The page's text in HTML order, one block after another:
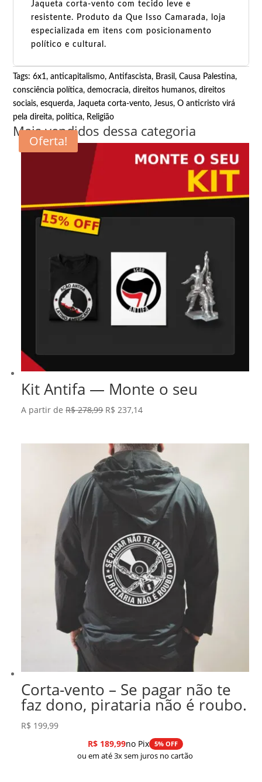
Jaqueta corta-vento com tecido leve e
resistente. Produto da Que Isso Camarada, loja
especializada em itens com posicionamento
político e cultural.
Tags:6x1,anticapitalismo,Antifascista, Brasil,Causa Palestina,
consciência política,democracia,direitos humanos,direitos
sociais,esquerda,Jaqueta corta-vento,Jesus,O anticristo virá
pela direita, política, Religião
Mais vendidos dessa categoria
Oferta!
Kit Antifa — Monte o seu
A partir deR$278,99 O
era:
R$ 278,99.
R$ 237,14O
é:
R$ 237,14.
Corta-vento – Se pagar não te
faz dono, pirataria não é roubo.
R$ 199,99
R$189,99no Pix 5% OFF
ou em até 3x sem juros no cartão